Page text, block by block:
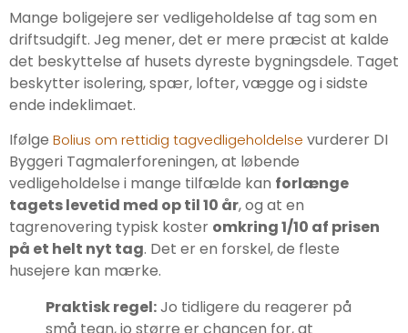
Mange boligejere ser vedligeholdelse af tag som en
driftsudgift. Jeg mener, det er mere præcist at kalde
det beskyttelse af husets dyreste bygningsdele. Taget
beskytter isolering, spær, lofter, vægge og i sidste
ende indeklimaet.
Ifølge Bolius om rettidig tagvedligeholdelse vurderer DI
Byggeri Tagmalerforeningen, at løbende
vedligeholdelse i mange tilfælde kan forlænge
tagets levetid med op til 10 år, og at en
tagrenovering typisk koster omkring 1/10 af prisen
på et helt nyt tag. Det er en forskel, de fleste
husejere kan mærke.
Praktisk regel:Jo tidligere du reagerer på